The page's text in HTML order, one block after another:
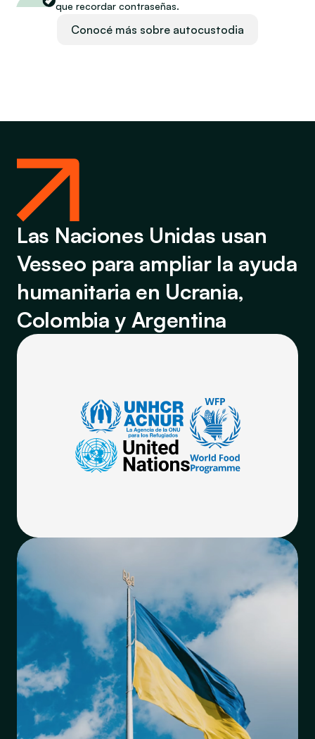
que recordar contraseñas.
Conocé más sobre autocustodia
Las Naciones Unidas usan
Vesseo para ampliar la ayuda
humanitaria en Ucrania,
Colombia y Argentina